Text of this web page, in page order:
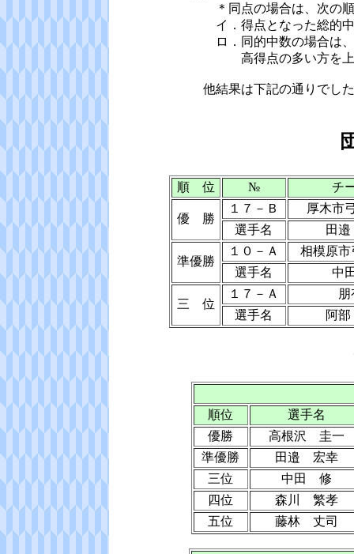
＊同点の場合は、次の順
イ．得点となった総的中
ロ．同的中数の場合は、
高得点の多い方を上
他結果は下記の通りでし
順 位 № チ
優 勝
１７－Ｂ
厚木市
選手名
田
準優勝
１０－Ａ
相模原市
選手名
中
三 位
１７－Ａ
朋
選手名
阿
順位
選手名
優勝
高根沢 圭一
準優勝
田邉 宏幸
三位
中田 修
四位
森川 繁孝
五位
藤林 丈司